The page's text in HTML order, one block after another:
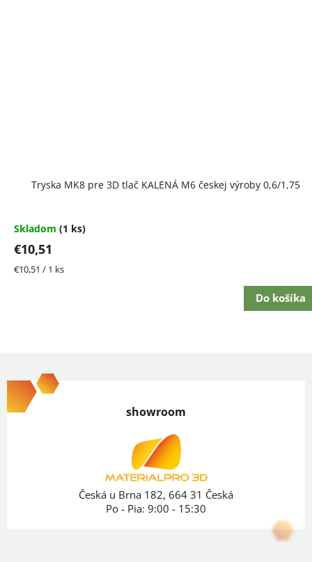
Tryska MK8 pre 3D tlač KALENÁ M6 českej výroby 0,6/1,75
Skladom (1 ks)
€10,51
Jednotková
€10,51 / 1 ks
Do košíka
á
p
showroom
Česká u Brna 182, 664 31 Česká
Po - Pia: 9:00 - 15:30